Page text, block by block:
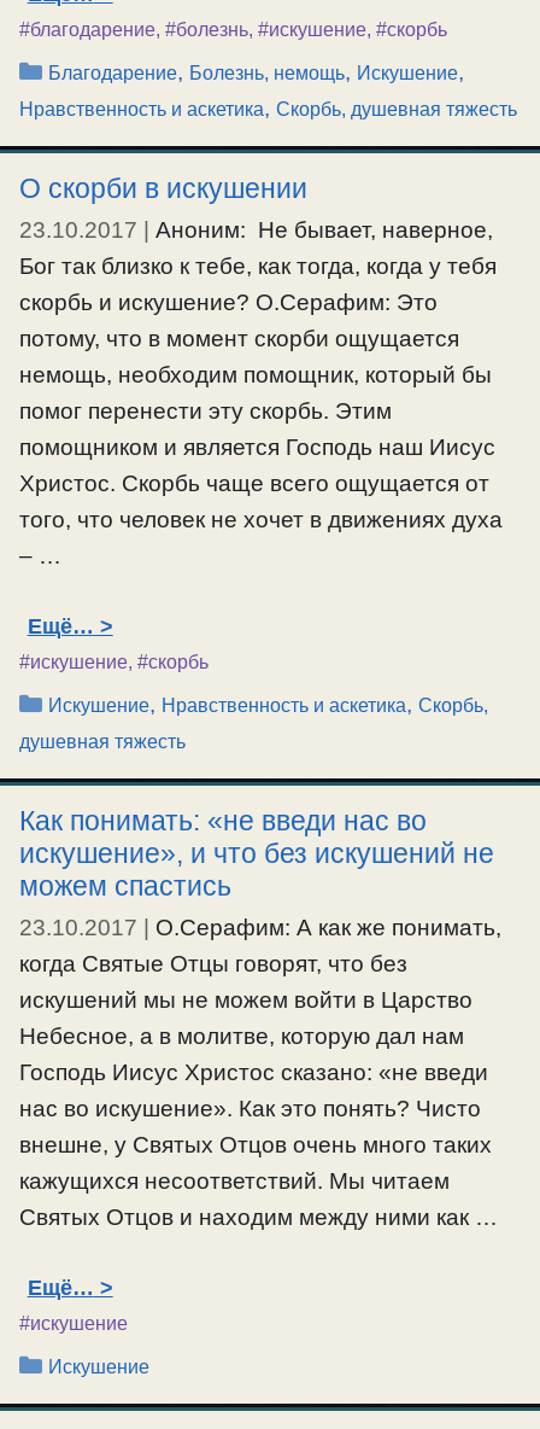
#благодарение, #болезнь, #искушение, #скорбь
Рубрики
Благодарение, Болезнь, немощь, Искушение,
Нравственность и аскетика, Скорбь, душевная тяжесть
О скорби в искушении
23.10.2017 | Аноним: Не бывает, наверное,
Бог так близко к тебе, как тогда, когда у тебя
скорбь и искушение? О.Серафим: Это
потому, что в момент скорби ощущается
немощь, необходим помощник, который бы
помог перенести эту скорбь. Этим
помощником и является Господь наш Иисус
Христос. Скорбь чаще всего ощущается от
того, что человек не хочет в движениях духа
– …
Ещё…
#искушение, #скорбь
Рубрики
Искушение, Нравственность и аскетика,Скорбь,
душевная тяжесть
Как понимать: «не введи нас во
искушение», и что без искушений не
можем спастись
23.10.2017 | О.Серафим: А как же понимать,
когда Святые Отцы говорят, что без
искушений мы не можем войти в Царство
Небесное, а в молитве, которую дал нам
Господь Иисус Христос сказано: «не введи
нас во искушение». Как это понять? Чисто
внешне, у Святых Отцов очень много таких
кажущихся несоответствий. Мы читаем
Святых Отцов и находим между ними как …
Ещё…
#искушение
Рубрики
Искушение